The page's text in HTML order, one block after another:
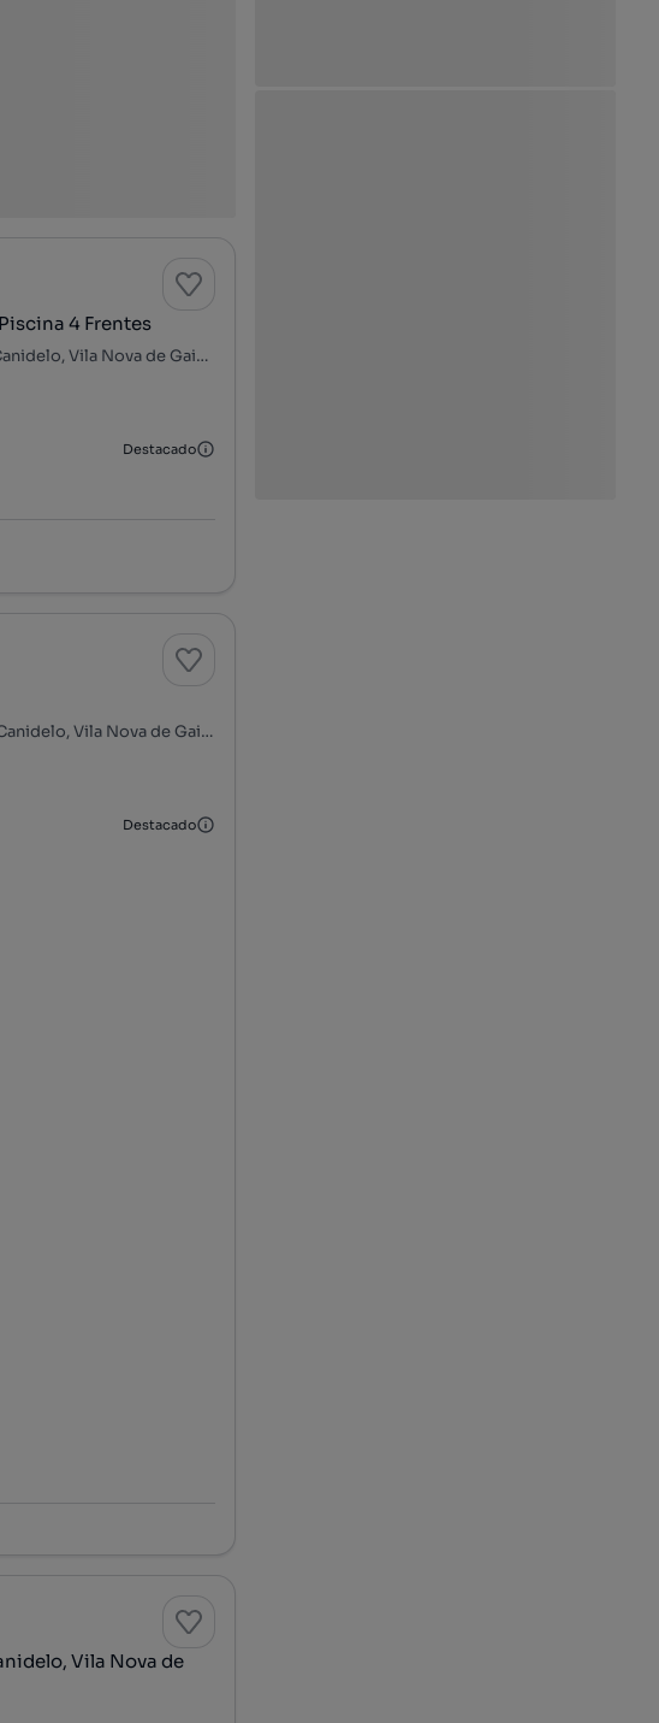
4 Frentes
Rua Chãos Vermelhos - Canidelo, Salgueiros, Canidelo, Vila Nova de Gaia, Porto
Destacado
Rua Nova dos Chieiras - Canidelo, Salgueiros, Canidelo, Vila Nova de Gaia, Porto
Destacado
Vila Nova de